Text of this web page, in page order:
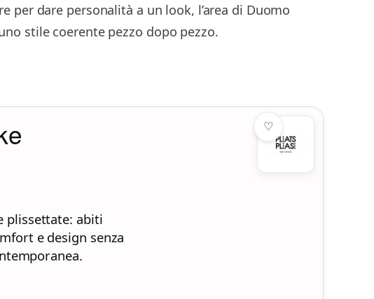
per dare personalità a un look, l’area di Duomo
stile coerente pezzo dopo pezzo.
♡
plissettate: abiti
e design senza